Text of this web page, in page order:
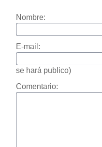
Nombre:
E-mail:
se hará publico)
Comentario: